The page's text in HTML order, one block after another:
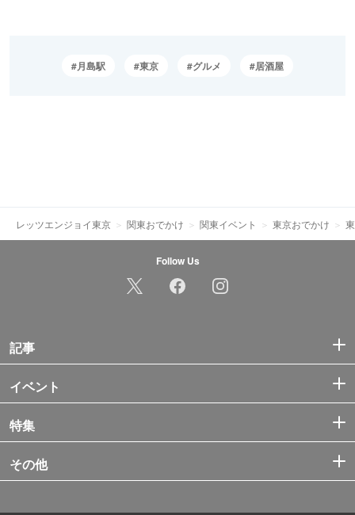
月島駅 東京 グルメ 居酒屋
レッツエンジョイ東京 関東おでかけ 関東イベント 東京おでかけ
Follow Us
記事
イベント
特集
その他